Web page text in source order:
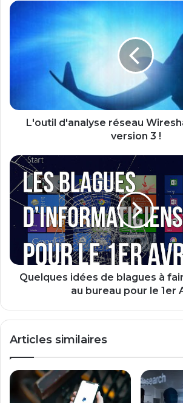
L'outil
Wireshark
!
L'outil d'analyse réseau
version 3 !
Quelques
idées
de
blagues
faire
ou
Avril
Quelques idées de blagues à
au bureau pour le 1er
Articles similaires